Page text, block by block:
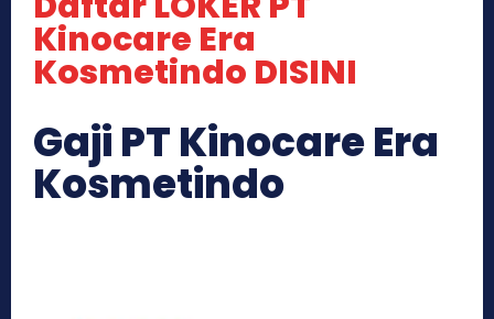
Kinocare Era
Kosmetindo DISINI
Gaji PT Kinocare Era
Kosmetindo